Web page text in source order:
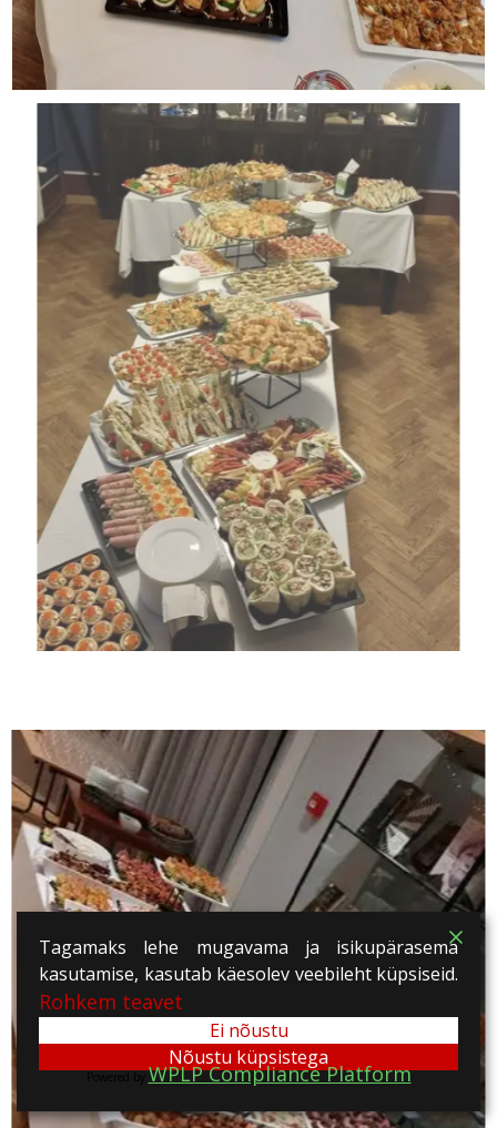
Tagamaks lehe mugavama ja isikupärasema
kasutamise, kasutab käesolev veebileht küpsiseid.
Rohkem teavet
Ei nõustu
Nõustu küpsistega
WPLP Compliance Platform